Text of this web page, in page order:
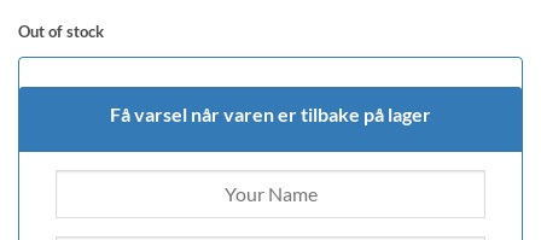
Out of stock
Få varsel når varen er tilbake på lager